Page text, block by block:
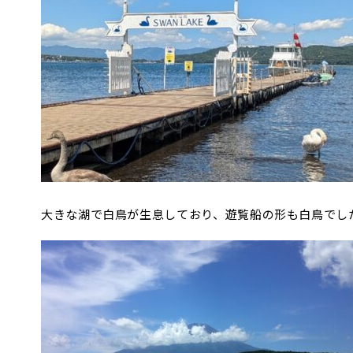
大きな湖で白鳥が生息しており、遊覧船の形も白鳥で